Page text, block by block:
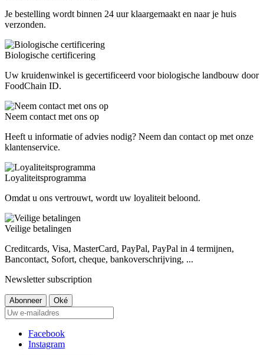
Je bestelling wordt binnen 24 uur klaargemaakt en naar je huis
verzonden.
Biologische certificering
Uw kruidenwinkel is gecertificeerd voor biologische landbouw door
FoodChain ID.
Neem contact met ons op
Heeft u informatie of advies nodig? Neem dan contact op met onze
klantenservice.
Loyaliteitsprogramma
Omdat u ons vertrouwt, wordt uw loyaliteit beloond.
Veilige betalingen
Creditcards, Visa, MasterCard, PayPal, PayPal in 4 termijnen,
Bancontact, Sofort, cheque, bankoverschrijving, ...
Newsletter subscription
Facebook
Instagram